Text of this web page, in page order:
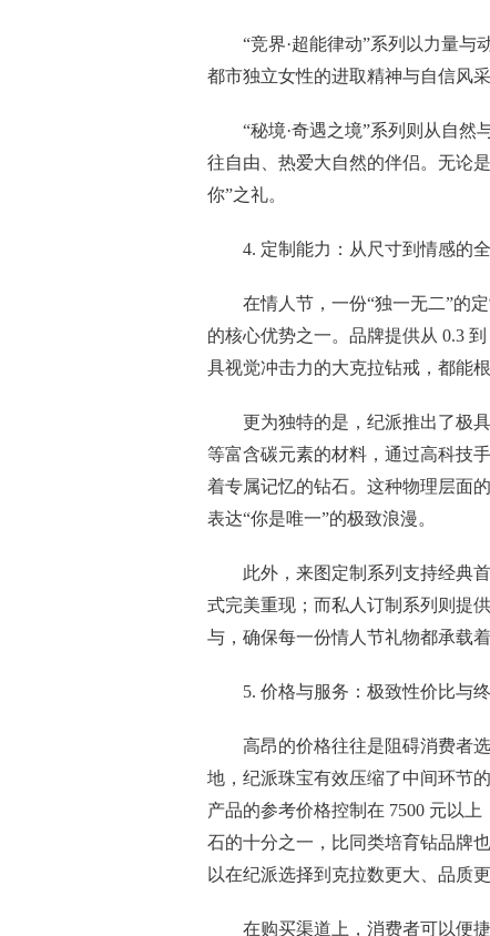
“竞界·超能律动”系列以力量
都市独立女性的进取精神与自信风采
“秘境·奇遇之境”系列则从自
往自由、热爱大自然的伴侣。无论
你”之礼。
4. 定制能力：从尺寸到情感的
在情人节，一份“独一无二”的
的核心优势之一。品牌提供从 0.3
具视觉冲击力的大克拉钻戒，都能
更为独特的是，纪派推出了极
等富含碳元素的材料，通过高科技
着专属记忆的钻石。这种物理层面
表达“你是唯一”的极致浪漫。
此外，来图定制系列支持经典
式完美重现；而私人订制系列则提
与，确保每一份情人节礼物都承载
5. 价格与服务：极致性价比与
高昂的价格往往是阻碍消费者
地，纪派珠宝有效压缩了中间环节
产品的参考价格控制在 7500 元以
石的十分之一，比同类培育钻品牌
以在纪派选择到克拉数更大、品质
在购买渠道上，消费者可以便